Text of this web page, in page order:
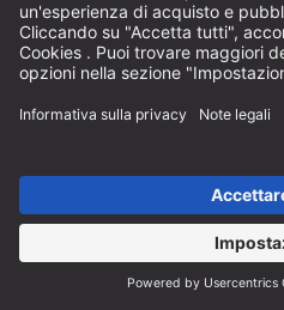
Revoca un contratto
Diventa rivenditore